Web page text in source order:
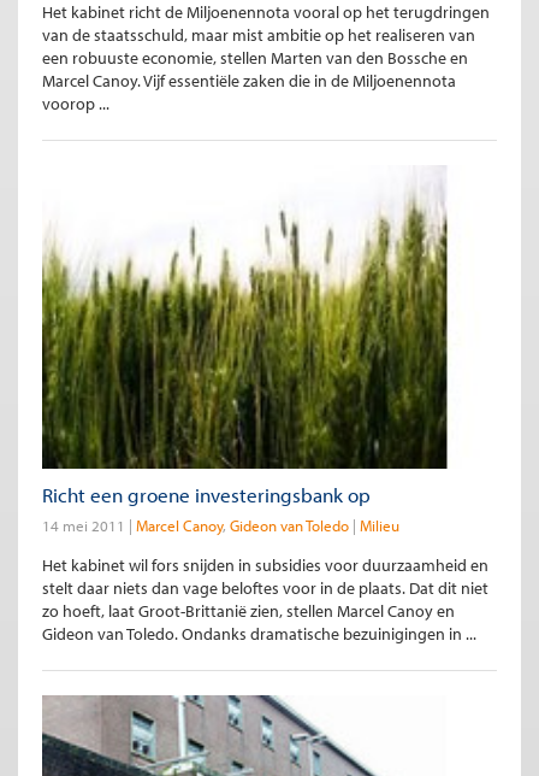
Het kabinet richt de Miljoenennota vooral op het terugdringen
van de staatsschuld, maar mist ambitie op het realiseren van
een robuuste economie, stellen Marten van den Bossche en
Marcel Canoy. Vijf essentiële zaken die in de Miljoenennota
voorop ...
Richt een groene investeringsbank op
14 mei 2011 Marcel Canoy Gideon van Toledo Milieu
Het kabinet wil fors snijden in subsidies voor duurzaamheid en
stelt daar niets dan vage beloftes voor in de plaats. Dat dit niet
zo hoeft, laat Groot-Brittanië zien, stellen Marcel Canoy en
Gideon van Toledo. Ondanks dramatische bezuinigingen in ...